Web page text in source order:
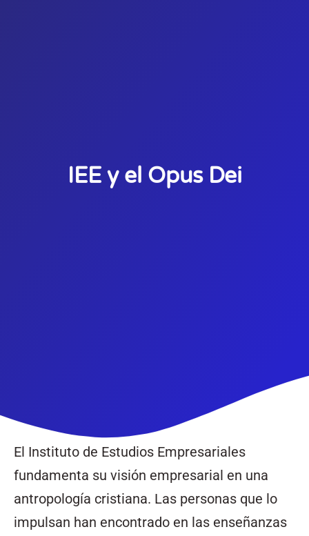
IEE y el Opus Dei
El Instituto de Estudios Empresariales
fundamenta su visión empresarial en una
antropología cristiana. Las personas que lo
impulsan han encontrado en las enseñanzas